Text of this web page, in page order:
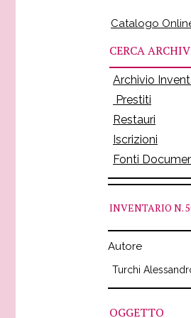
Catalogo
CERCA
Archivio
Prestiti
Restauri
Iscrizioni
Fonti
INVENTARIO N.
Autore
Turchi
OGGETTO